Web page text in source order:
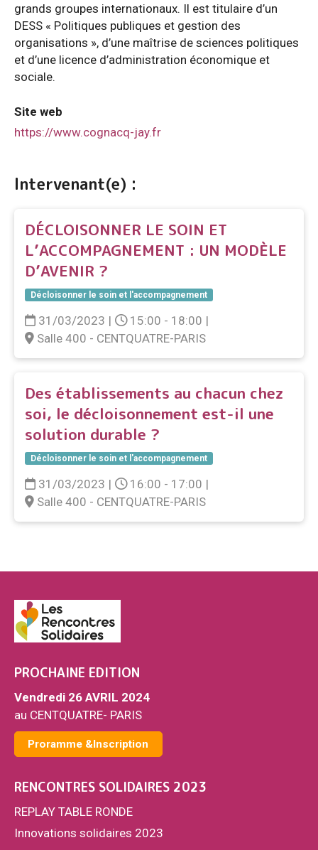
grands groupes internationaux. Il est titulaire d’un
DESS « Politiques publiques et gestion des
organisations », d’une maîtrise de sciences politiques
et d’une licence d’administration économique et
sociale.
Site web
https://www.cognacq-jay.fr
Intervenant(e) :
DÉCLOISONNER LE SOIN ET
L’ACCOMPAGNEMENT : UN MODÈLE
D’AVENIR ?
Décloisonner le soin et l'accompagnement
31/03/2023 | 15:00 - 18:00 |
Salle 400 - CENTQUATRE-PARIS
Des établissements au chacun chez
soi, le décloisonnement est-il une
solution durable ?
Décloisonner le soin et l'accompagnement
31/03/2023 | 16:00 - 17:00 |
Salle 400 - CENTQUATRE-PARIS
PROCHAINE EDITION
Vendredi 26 AVRIL 2024
au CENTQUATRE- PARIS
Proramme &Inscription
RENCONTRES SOLIDAIRES 2023
REPLAY TABLE RONDE
Innovations solidaires 2023